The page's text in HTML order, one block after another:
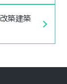
築建築